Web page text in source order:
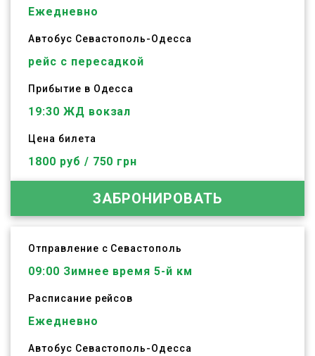
Ежедневно
Автобус Севастополь-Одесса
рейс с пересадкой
Прибытие в Одесса
19:30 ЖД вокзал
Цена билета
1800 руб / 750 грн
ЗАБРОНИРОВАТЬ
Отправление с Севастополь
09:00 Зимнее время 5-й км
Расписание рейсов
Ежедневно
Автобус Севастополь-Одесса